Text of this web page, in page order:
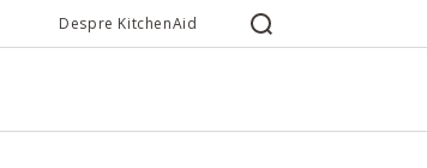
Despre KitchenAid